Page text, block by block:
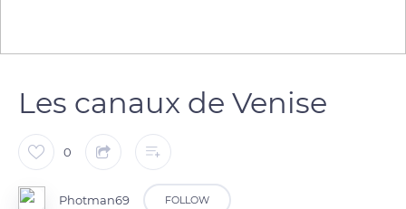
Les canaux de Venise
0
Photman69 FOLLOW